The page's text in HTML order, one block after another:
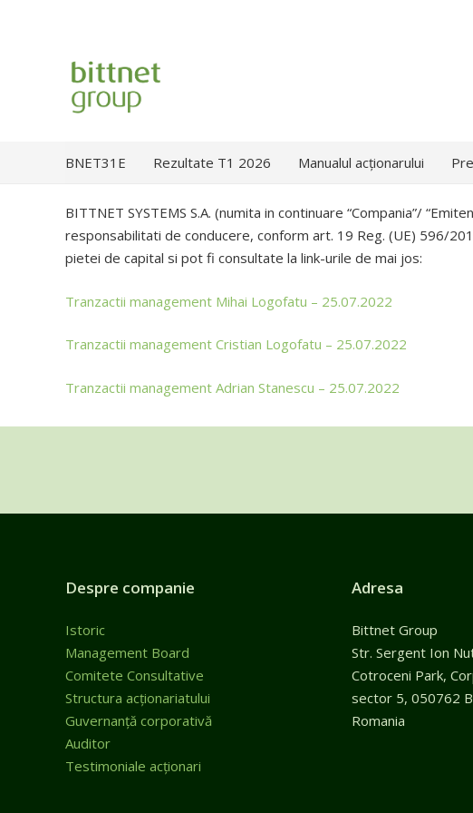
BNET31E Rezultate T1 2026 Manualul acționarului
BITTNET SYSTEMS S.A. (numita in continuare “Compania”/
responsabilitati de conducere, conform art. 19 Reg. (UE) 596/
pietei de capital si pot fi consultate la link-urile de mai jos:
Tranzactii management Mihai Logofatu – 25.07.2022
Tranzactii management Cristian Logofatu – 25.07.2022
Tranzactii management Adrian Stanescu – 25.07.2022
Despre companie
Istoric
Management Board
Comitete Consultative
Structura acționariatului
Guvernanță corporativă
Auditor
Testimoniale acționari
Adresa
Bittnet Group
Str. Sergent Ion
Cotroceni Park,
sector 5, 050762
Romania